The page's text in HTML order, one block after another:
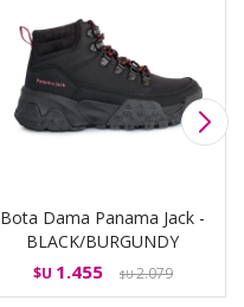
Bota Dama Panama Jack -
BLACK/BURGUNDY
$U 1.455 $U2.079